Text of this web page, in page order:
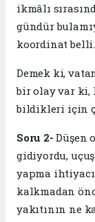
ikmâlı
gündür
koordinat
Demek ki,
bir olay var ki,
bildikleri için
Soru 2- Düşen
gidiyordu,
yapma
kalkmadan
yakıtının ne